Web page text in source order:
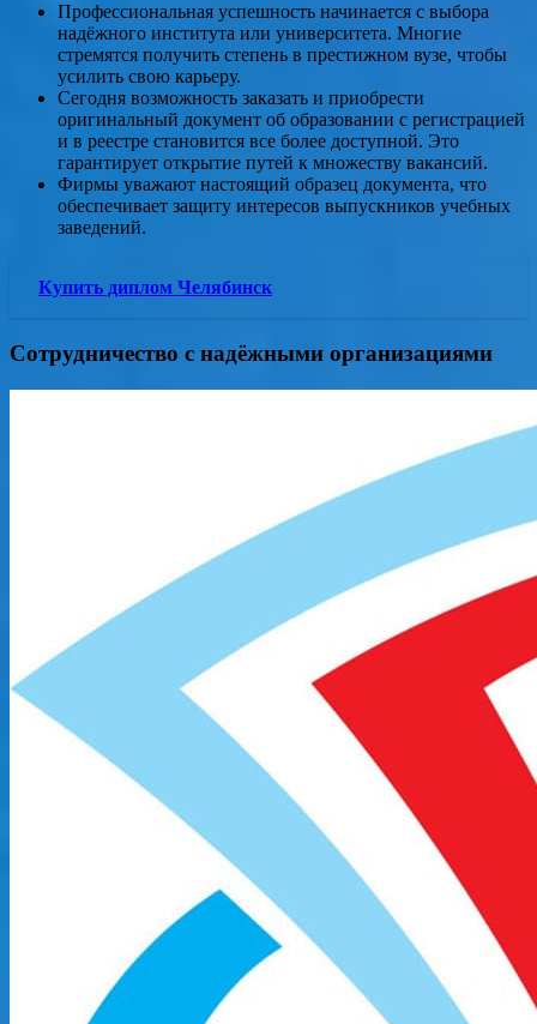
Профессиональная успешность начинается с выбора
надёжного института или университета. Многие
стремятся получить степень в престижном вузе, чтобы
усилить свою карьеру.
Сегодня возможность заказать и приобрести
оригинальный документ об образовании с регистрацией
и в реестре становится все более доступной. Это
гарантирует открытие путей к множеству вакансий.
Фирмы уважают настоящий образец документа, что
обеспечивает защиту интересов выпускников учебных
заведений.
Купить диплом Челябинск
Сотрудничество с надёжными организациями